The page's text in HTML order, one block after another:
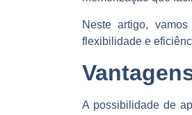
Neste artigo,
flexibilidade e
A possibilidade de